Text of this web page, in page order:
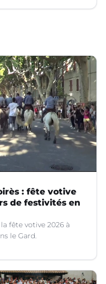
: fête votive
de festivités en
fête votive 2026 à
le Gard.